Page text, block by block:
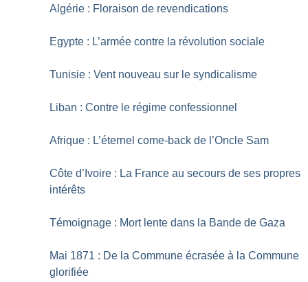
Algérie : Floraison de revendications
Egypte : L’armée contre la révolution sociale
Tunisie : Vent nouveau sur le syndicalisme
Liban : Contre le régime confessionnel
Afrique : L’éternel come-back de l’Oncle Sam
Côte d’Ivoire : La France au secours de ses propres
intérêts
Témoignage : Mort lente dans la Bande de Gaza
Mai 1871 : De la Commune écrasée à la Commune
glorifiée